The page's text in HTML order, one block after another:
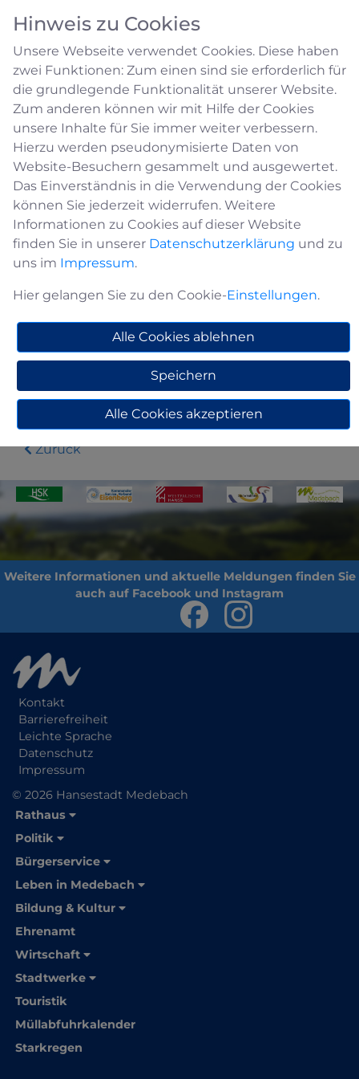
Geschichts-, Heimat- und
Verkehrsvereine
Wir sind Medebach e.V.
Adresse
Christoph Hammerschmidt
Am Rothenberg 13
59964 Medebach
https://www.wir-sind-medebach.de/
Zurück
Kontakt
Barrierefreiheit
Leichte Sprache
Datenschutz
Impressum
© 2026 Hansestadt Medebach
Rathaus
Politik
Bürgerservice
Leben in Medebach
Bildung & Kultur
Ehrenamt
Wirtschaft
Stadtwerke
Touristik
Müllabfuhrkalender
Starkregen
Hinweis zu Cookies
Unsere Webseite verwendet Cookies. Diese haben
zwei Funktionen: Zum einen sind sie erforderlich für
die grundlegende Funktionalität unserer Website.
Zum anderen können wir mit Hilfe der Cookies
unsere Inhalte für Sie immer weiter verbessern.
Hierzu werden pseudonymisierte Daten von
Website-Besuchern gesammelt und ausgewertet.
Das Einverständnis in die Verwendung der Cookies
können Sie jederzeit widerrufen. Weitere
Informationen zu Cookies auf dieser Website
finden Sie in unserer Datenschutzerklärung und zu
uns im Impressum.
Hier gelangen Sie zu den Cookie-Einstellungen.
Alle Cookies ablehnen
Speichern
Alle Cookies akzeptieren